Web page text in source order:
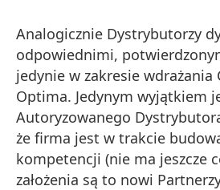
Analogicznie Dystrybutorzy
odpowiednimi,
jedynie w zakresie wdrażania
Optima. Jedynym wyjątkiem
Autoryzowanego
że firma jest w trakcie
kompetencji (nie ma jeszcze
założenia są to nowi